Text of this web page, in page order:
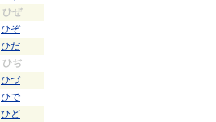
ひぜ
ひぞ
ひだ
ひぢ
ひづ
ひで
ひど